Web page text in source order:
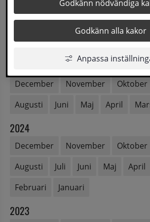
Godkänn nödvändiga
Godkänn alla kakor
Anpassa
Augusti Juli Juni Maj April
Februari
Januari
December November Oktober
Augusti
Juni Maj April
2024
December November Oktober
Augusti
Juli Juni Maj April
Februari
Januari
2023